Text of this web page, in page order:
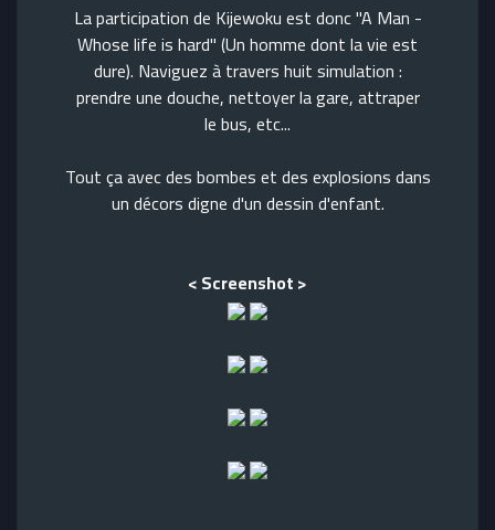
La participation de Kijewoku est donc "A Man -
Whose life is hard" (Un homme dont la vie est
dure). Naviguez à travers huit simulation :
prendre une douche, nettoyer la gare, attraper
le bus, etc...
Tout ça avec des bombes et des explosions dans
un décors digne d'un dessin d'enfant.
< Screenshot >